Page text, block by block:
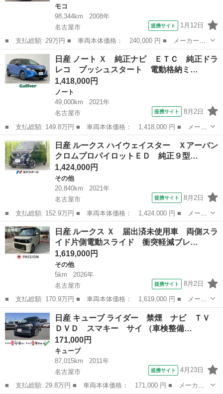
モコ
98,344km
2008年
名古屋市
提携サイト 1月12日
■ 支払総額: 29万円 ■ 車両本体価格： 240,000 円 ■ メーカー
名： 日産 ■ 車種名： モコ ■ グレード名： Ｅ ナビ ＴＶ
スマートキー 電動格納ミラー ベンチシート ＡＴ 盗難防止シス
テム ＡＢＳ Ｃ...
愛知 名古屋市
日産 ノート Ｘ 純正ナビ ＥＴＣ 純正ドラ
レコ プッシュスタート 電動格納ミ…
1,418,000円
ノート
49,000km
2021年
名古屋市
提携サイト 8月2日
■ 支払総額: 149.8万円 ■ 車両本体価格： 1,418,000 円 ■ メーカ
ー名： 日産 ■ 車種名： ノート ■ グレード名： Ｘ 純正ナ
ビ ＥＴＣ 純正ドラレコ プッシュスタート 電動格納ミラー Ｌ
ＥＤオート...
愛知 名古屋市 ノート
日産 ルークス ハイウェイスター Ｘアーバン
クロムプロパイロットＥＤ 純正９型…
1,424,000円
その他
20,840km
2021年
名古屋市
提携サイト 8月2日
■ 支払総額: 152.9万円 ■ 車両本体価格： 1,424,000 円 ■ メーカ
ー名： 日産 ■ 車種名： ルークス ■ グレード名： ハイウェイ
スター ＸアーバンクロムプロパイロットＥＤ 純正９型ナビ 全周
囲カメラ...
愛知 名古屋市 その他
日産 ルークス Ｘ 届出済未使用車 両側スラ
イド片側電動スライド 衝突軽減ブレ…
1,619,000円
その他
5km
2026年
名古屋市
提携サイト 8月2日
■ 支払総額: 170.9万円 ■ 車両本体価格： 1,619,000 円 ■ メーカ
ー名： 日産 ■ 車種名： ルークス ■ グレード名： Ｘ 届出済
未使用車 両側スライド片側電動スライド 衝突軽減ブレーキ オー
トライト...
愛知 名古屋市 その他
日産 キューブ ライダー 禁煙 ナビ ＴＶ
ＤＶＤ スマキー サイ （車検整備…
171,000円
キューブ
87,015km
2011年
名古屋市
提携サイト 4月23日
■ 支払総額: 29.8万円 ■ 車両本体価格： 171,000 円 ■ メーカー